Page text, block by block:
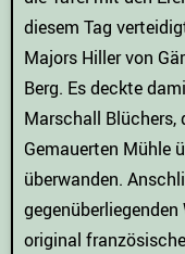
diesem Tag
Majors Hiller von
Berg. Es deckte
Marschall Blüchers,
Gemauerten Mühle
überwanden.
gegenüberliegenden
original